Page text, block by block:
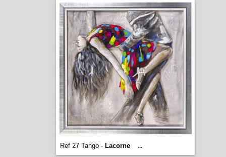
Ref 27 Tango - Lacorne ...